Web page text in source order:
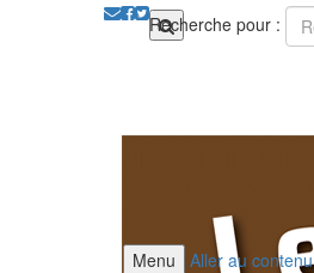
Recherche pour :
Menu
Aller au contenu